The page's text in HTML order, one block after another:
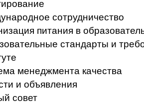
сотрудничество
питания в
стандарты и
менеджмента качества
и объявления
совет